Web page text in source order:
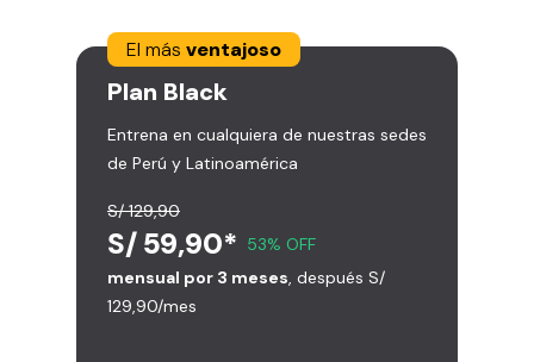
El más ventajoso
Plan Black
Entrena en cualquiera de nuestras sedes
de Perú y Latinoamérica
S/ 129,90
S/ 59,90* 53% OFF
mensual por 3 meses , después S/
129,90/mes